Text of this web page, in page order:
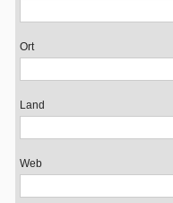
Ort
Land
Web